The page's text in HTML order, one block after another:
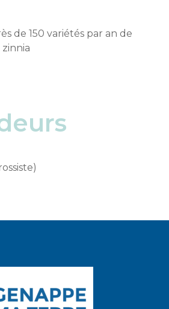
de 150 variétés par an de
zinnia